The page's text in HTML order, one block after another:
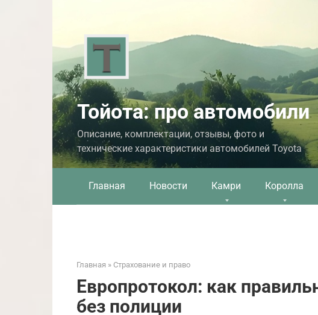
Тойота: про автомобили
Описание, комплектации, отзывы, фото и
технические характеристики автомобилей Toyota
Главная Новости Камри Королла
Главная » Страхование и право
Европротокол: как
без полиции